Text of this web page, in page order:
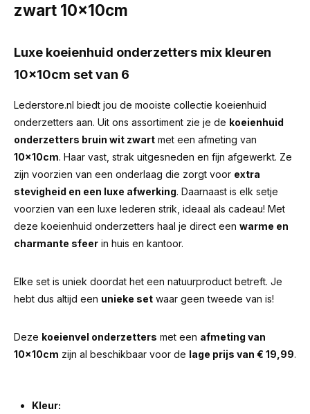
zwart 10x10cm
Luxe koeienhuid onderzetters mix kleuren
10x10cm set van 6
Lederstore.nl biedt jou de mooiste collectie koeienhuid
onderzetters aan. Uit ons assortiment zie je de koeienhuid
onderzetters bruin wit zwart met een afmeting van
10x10cm. Haar vast, strak uitgesneden en fijn afgewerkt. Ze
zijn voorzien van een onderlaag die zorgt voor extra
stevigheid en een luxe afwerking. Daarnaast is elk setje
voorzien van een luxe lederen strik, ideaal als cadeau! Met
deze koeienhuid onderzetters haal je direct een warme en
charmante sfeer in huis en kantoor.
Elke set is uniek doordat het een natuurproduct betreft. Je
hebt dus altijd een unieke set waar geen tweede van is!
Deze koeienvel onderzetters met een afmeting van
10x10cm zijn al beschikbaar voor de lage prijs van € 19,99.
Kleur: